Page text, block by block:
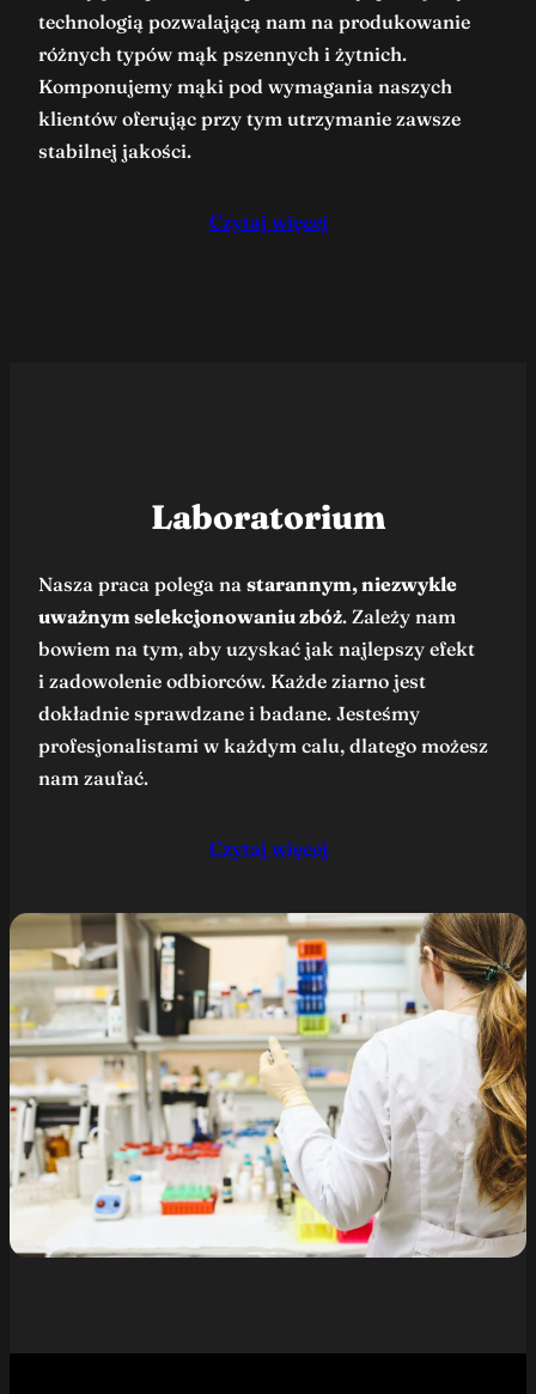
technologią pozwalającą nam na produkowanie
różnych typów mąk pszennych i żytnich.
Komponujemy mąki pod wymagania naszych
klientów oferując przy tym utrzymanie zawsze
stabilnej jakości.
Czytaj więcej
Laboratorium
Nasza praca polega na starannym, niezwykle
uważnym selekcjonowaniu zbóż. Zależy nam
bowiem na tym, aby uzyskać jak najlepszy efekt
i zadowolenie odbiorców. Każde ziarno jest
dokładnie sprawdzane i badane. Jesteśmy
profesjonalistami w każdym calu, dlatego możesz
nam zaufać.
Czytaj więcej